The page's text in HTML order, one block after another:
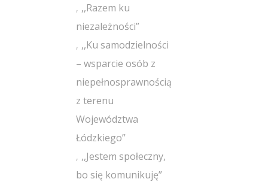
,,Razem ku
niezależności”
,,Ku samodzielności
– wsparcie osób z
niepełnosprawnością
z terenu
Województwa
Łódzkiego”
,,Jestem społeczny,
bo się komunikuję”